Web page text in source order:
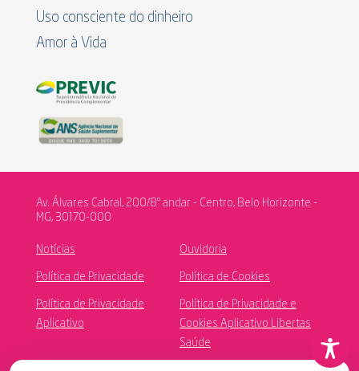
Uso consciente do dinheiro
Amor à Vida
Av. Álvares Cabral, 200/8º andar - Centro, Belo Horizonte -
MG, 30170-000
Notícias Ouvidoria
Política de Privacidade Política de Cookies
Política de Privacidade
Aplicativo
Política de Privacidade e
Cookies Aplicativo Libertas
Saúde